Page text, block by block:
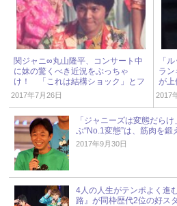
関ジャニ∞丸山隆平、コンサート中
に妹の驚くべき近況をぶっちゃ
け！ 「これは結構ショック」とフ
ァンが悲しむワケ
2017年7月26日
「
ラ
が上
的な
2017
「ジャニーズは変態だら
ぶ“No.1変態”は、筋肉を鍛
2017年9月30日
4人の人生がテンポよく進
路』が同枠歴代2位の好ス